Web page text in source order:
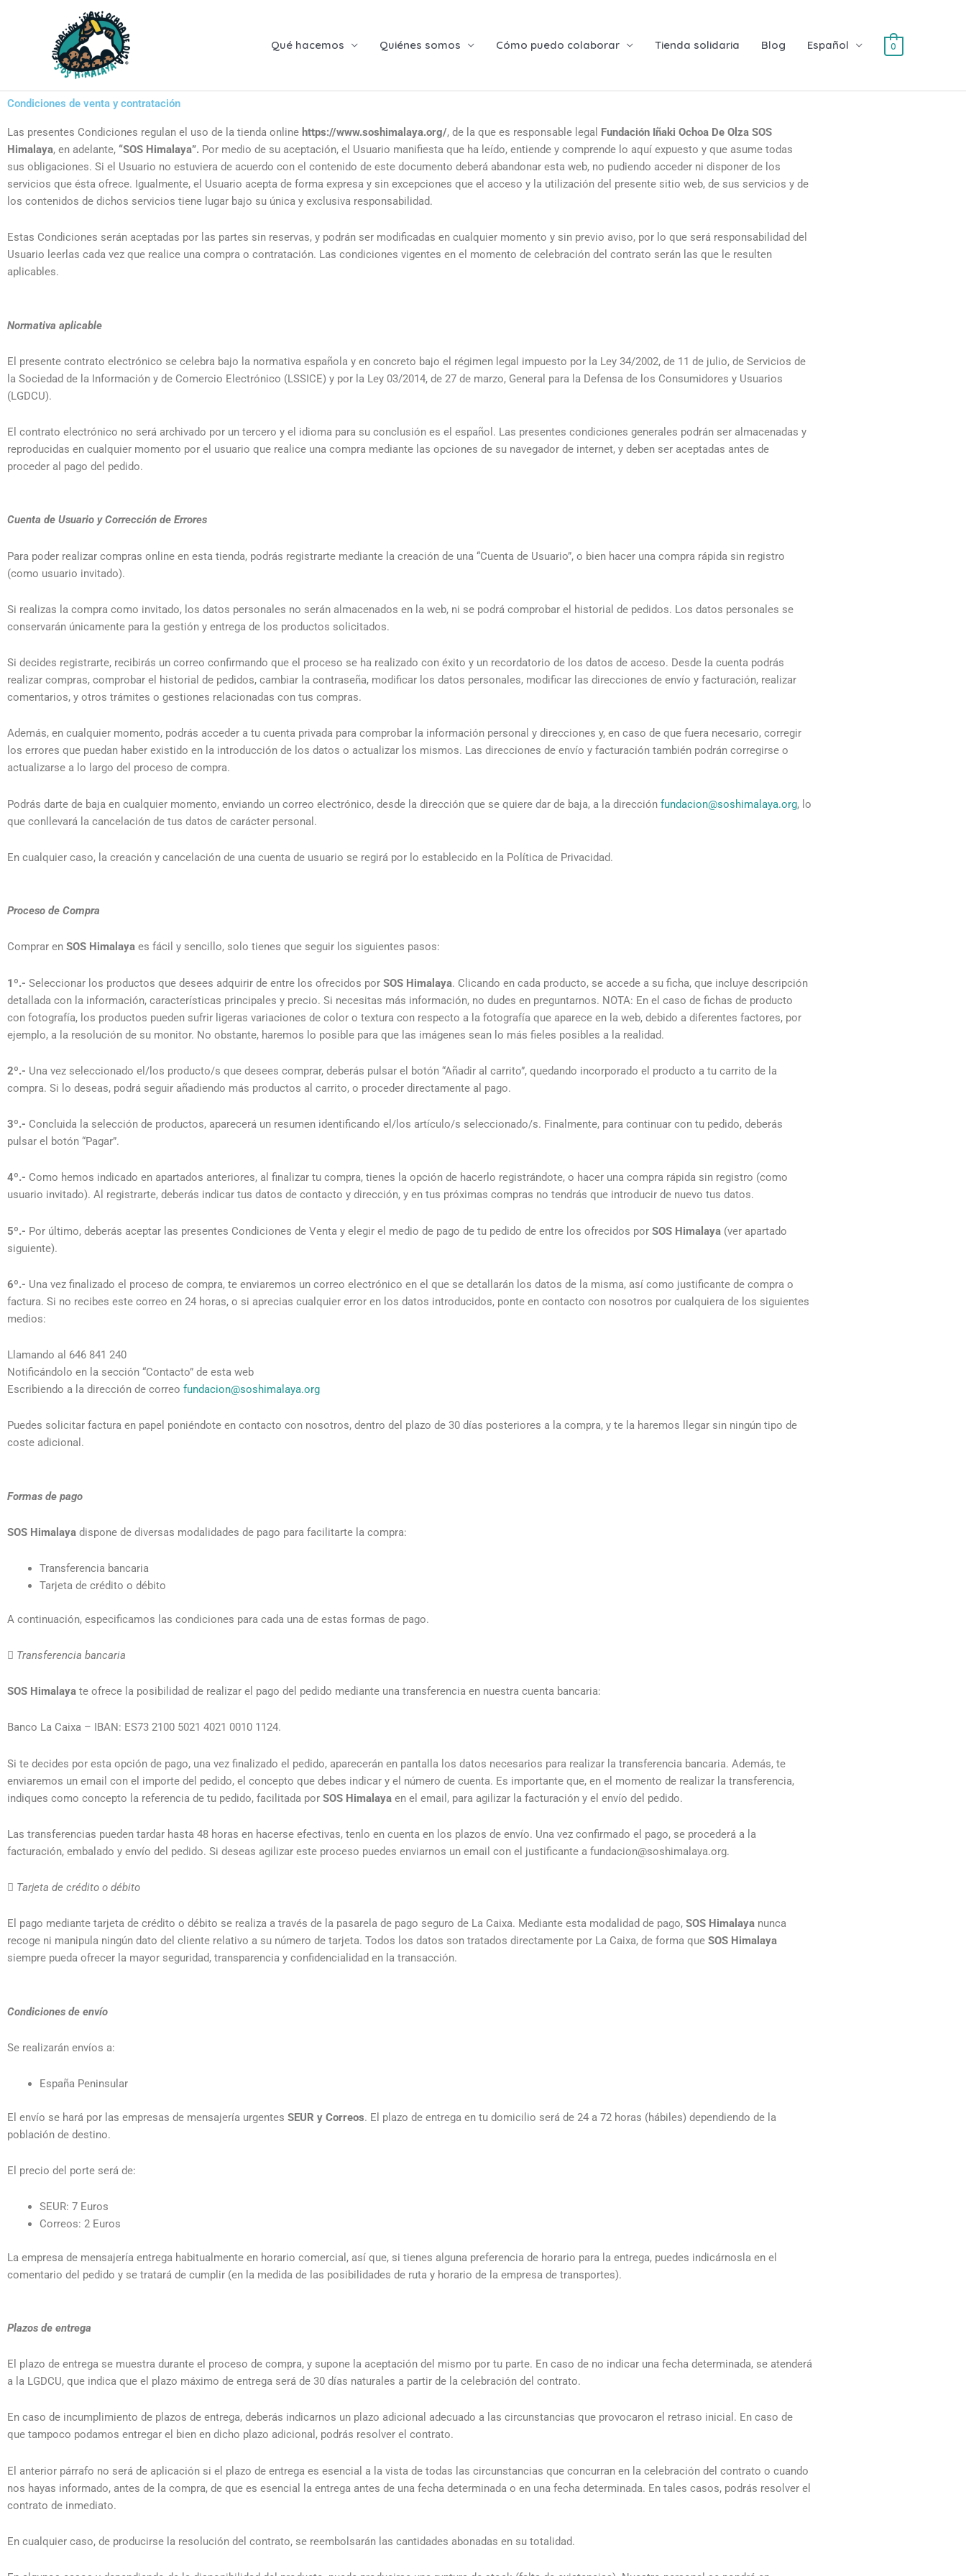
Qué hacemos Quiénes somos Cómo puedo colaborar Tienda solidaria Blog Español 0
Condiciones de venta y contratación
Las presentes Condiciones regulan el uso de la tienda online https://www.soshimalaya.org/, de la que es responsable legal Fundación Iñaki Ochoa De Olza SOS
Himalaya, en adelante, “SOS Himalaya”. Por medio de su aceptación, el Usuario manifiesta que ha leído, entiende y comprende lo aquí expuesto y que asume todas
sus obligaciones. Si el Usuario no estuviera de acuerdo con el contenido de este documento deberá abandonar esta web, no pudiendo acceder ni disponer de los
servicios que ésta ofrece. Igualmente, el Usuario acepta de forma expresa y sin excepciones que el acceso y la utilización del presente sitio web, de sus servicios y de
los contenidos de dichos servicios tiene lugar bajo su única y exclusiva responsabilidad.
Estas Condiciones serán aceptadas por las partes sin reservas, y podrán ser modificadas en cualquier momento y sin previo aviso, por lo que será responsabilidad del
Usuario leerlas cada vez que realice una compra o contratación. Las condiciones vigentes en el momento de celebración del contrato serán las que le resulten
aplicables.
Normativa aplicable
El presente contrato electrónico se celebra bajo la normativa española y en concreto bajo el régimen legal impuesto por la Ley 34/2002, de 11 de julio, de Servicios de
la Sociedad de la Información y de Comercio Electrónico (LSSICE) y por la Ley 03/2014, de 27 de marzo, General para la Defensa de los Consumidores y Usuarios
(LGDCU).
El contrato electrónico no será archivado por un tercero y el idioma para su conclusión es el español. Las presentes condiciones generales podrán ser almacenadas y
reproducidas en cualquier momento por el usuario que realice una compra mediante las opciones de su navegador de internet, y deben ser aceptadas antes de
proceder al pago del pedido.
Cuenta de Usuario y Corrección de Errores
Para poder realizar compras online en esta tienda, podrás registrarte mediante la creación de una “Cuenta de Usuario”, o bien hacer una compra rápida sin registro
(como usuario invitado).
Si realizas la compra como invitado, los datos personales no serán almacenados en la web, ni se podrá comprobar el historial de pedidos. Los datos personales se
conservarán únicamente para la gestión y entrega de los productos solicitados.
Si decides registrarte, recibirás un correo confirmando que el proceso se ha realizado con éxito y un recordatorio de los datos de acceso. Desde la cuenta podrás
realizar compras, comprobar el historial de pedidos, cambiar la contraseña, modificar los datos personales, modificar las direcciones de envío y facturación, realizar
comentarios, y otros trámites o gestiones relacionadas con tus compras.
Además, en cualquier momento, podrás acceder a tu cuenta privada para comprobar la información personal y direcciones y, en caso de que fuera necesario, corregir
los errores que puedan haber existido en la introducción de los datos o actualizar los mismos. Las direcciones de envío y facturación también podrán corregirse o
actualizarse a lo largo del proceso de compra.
Podrás darte de baja en cualquier momento, enviando un correo electrónico, desde la dirección que se quiere dar de baja, a la dirección fundacion@soshimalaya.org, lo
que conllevará la cancelación de tus datos de carácter personal.
En cualquier caso, la creación y cancelación de una cuenta de usuario se regirá por lo establecido en la Política de Privacidad.
Proceso de Compra
Comprar en SOS Himalaya es fácil y sencillo, solo tienes que seguir los siguientes pasos:
1º.- Seleccionar los productos que desees adquirir de entre los ofrecidos por SOS Himalaya. Clicando en cada producto, se accede a su ficha, que incluye descripción
detallada con la información, características principales y precio. Si necesitas más información, no dudes en preguntarnos. NOTA: En el caso de fichas de producto
con fotografía, los productos pueden sufrir ligeras variaciones de color o textura con respecto a la fotografía que aparece en la web, debido a diferentes factores, por
ejemplo, a la resolución de su monitor. No obstante, haremos lo posible para que las imágenes sean lo más fieles posibles a la realidad.
2º.- Una vez seleccionado el/los producto/s que desees comprar, deberás pulsar el botón “Añadir al carrito”, quedando incorporado el producto a tu carrito de la
compra. Si lo deseas, podrá seguir añadiendo más productos al carrito, o proceder directamente al pago.
3º.- Concluida la selección de productos, aparecerá un resumen identificando el/los artículo/s seleccionado/s. Finalmente, para continuar con tu pedido, deberás
pulsar el botón “Pagar”.
4º.- Como hemos indicado en apartados anteriores, al finalizar tu compra, tienes la opción de hacerlo registrándote, o hacer una compra rápida sin registro (como
usuario invitado). Al registrarte, deberás indicar tus datos de contacto y dirección, y en tus próximas compras no tendrás que introducir de nuevo tus datos.
5º.- Por último, deberás aceptar las presentes Condiciones de Venta y elegir el medio de pago de tu pedido de entre los ofrecidos por SOS Himalaya (ver apartado
siguiente).
6º.- Una vez finalizado el proceso de compra, te enviaremos un correo electrónico en el que se detallarán los datos de la misma, así como justificante de compra o
factura. Si no recibes este correo en 24 horas, o si aprecias cualquier error en los datos introducidos, ponte en contacto con nosotros por cualquiera de los siguientes
medios:
Llamando al 646 841 240
Notificándolo en la sección “Contacto” de esta web
Escribiendo a la dirección de correo fundacion@soshimalaya.org
Puedes solicitar factura en papel poniéndote en contacto con nosotros, dentro del plazo de 30 días posteriores a la compra, y te la haremos llegar sin ningún tipo de
coste adicional.
Formas de pago
SOS Himalaya dispone de diversas modalidades de pago para facilitarte la compra:
Transferencia bancaria
Tarjeta de crédito o débito
A continuación, especificamos las condiciones para cada una de estas formas de pago.
 Transferencia bancaria
SOS Himalaya te ofrece la posibilidad de realizar el pago del pedido mediante una transferencia en nuestra cuenta bancaria:
Banco La Caixa – IBAN: ES73 2100 5021 4021 0010 1124.
Si te decides por esta opción de pago, una vez finalizado el pedido, aparecerán en pantalla los datos necesarios para realizar la transferencia bancaria. Además, te
enviaremos un email con el importe del pedido, el concepto que debes indicar y el número de cuenta. Es importante que, en el momento de realizar la transferencia,
indiques como concepto la referencia de tu pedido, facilitada por SOS Himalaya en el email, para agilizar la facturación y el envío del pedido.
Las transferencias pueden tardar hasta 48 horas en hacerse efectivas, tenlo en cuenta en los plazos de envío. Una vez confirmado el pago, se procederá a la
facturación, embalado y envío del pedido. Si deseas agilizar este proceso puedes enviarnos un email con el justificante a fundacion@soshimalaya.org.
 Tarjeta de crédito o débito
El pago mediante tarjeta de crédito o débito se realiza a través de la pasarela de pago seguro de La Caixa. Mediante esta modalidad de pago, SOS Himalaya nunca
recoge ni manipula ningún dato del cliente relativo a su número de tarjeta. Todos los datos son tratados directamente por La Caixa, de forma que SOS Himalaya
siempre pueda ofrecer la mayor seguridad, transparencia y confidencialidad en la transacción.
Condiciones de envío
Se realizarán envíos a:
España Peninsular
El envío se hará por las empresas de mensajería urgentes SEUR y Correos. El plazo de entrega en tu domicilio será de 24 a 72 horas (hábiles) dependiendo de la
población de destino.
El precio del porte será de:
SEUR: 7 Euros
Correos: 2 Euros
La empresa de mensajería entrega habitualmente en horario comercial, así que, si tienes alguna preferencia de horario para la entrega, puedes indicárnosla en el
comentario del pedido y se tratará de cumplir (en la medida de las posibilidades de ruta y horario de la empresa de transportes).
Plazos de entrega
El plazo de entrega se muestra durante el proceso de compra, y supone la aceptación del mismo por tu parte. En caso de no indicar una fecha determinada, se atenderá
a la LGDCU, que indica que el plazo máximo de entrega será de 30 días naturales a partir de la celebración del contrato.
En caso de incumplimiento de plazos de entrega, deberás indicarnos un plazo adicional adecuado a las circunstancias que provocaron el retraso inicial. En caso de
que tampoco podamos entregar el bien en dicho plazo adicional, podrás resolver el contrato.
El anterior párrafo no será de aplicación si el plazo de entrega es esencial a la vista de todas las circunstancias que concurran en la celebración del contrato o cuando
nos hayas informado, antes de la compra, de que es esencial la entrega antes de una fecha determinada o en una fecha determinada. En tales casos, podrás resolver el
contrato de inmediato.
En cualquier caso, de producirse la resolución del contrato, se reembolsarán las cantidades abonadas en su totalidad.